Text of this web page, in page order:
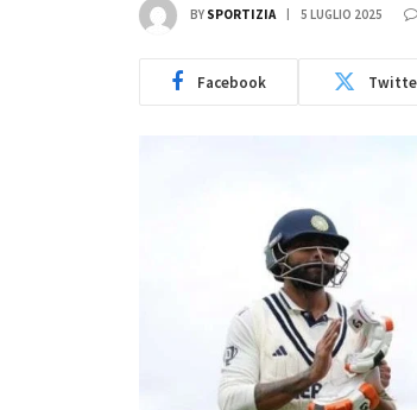
BY SPORTIZIA 5 LUGLIO 2025
Facebook